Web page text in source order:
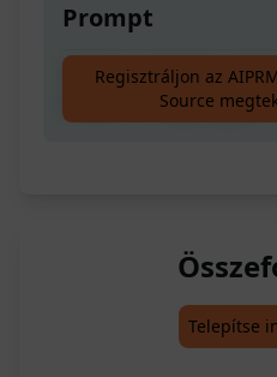
Prompt
Találjon
ChatGPT4 segítségével
Regisztráljon az
Source
Telepítse